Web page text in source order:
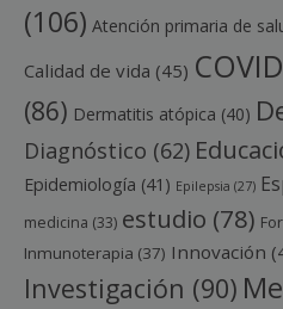
(106) Atención primaria de
Calidad de vida (45)
(86) Dermatitis atópica (40)
Diagnóstico (62)
Epidemiología (41) Epilepsia (27)
medicina (33) estudio (78)
Inmunoterapia (37) Innovación
Investigación (90)